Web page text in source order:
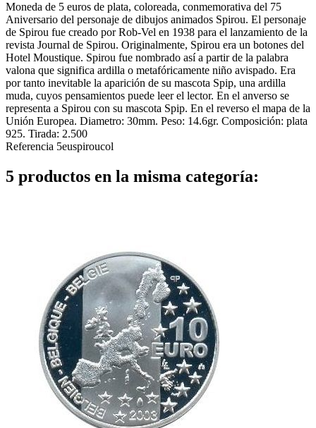
Moneda de 5 euros de plata, coloreada, conmemorativa del 75
Aniversario del personaje de dibujos animados Spirou. El personaje
de Spirou fue creado por Rob-Vel en 1938 para el lanzamiento de la
revista Journal de Spirou. Originalmente, Spirou era un botones del
Hotel Moustique. Spirou fue nombrado así a partir de la palabra
valona que significa ardilla o metafóricamente niño avispado. Era
por tanto inevitable la aparición de su mascota Spip, una ardilla
muda, cuyos pensamientos puede leer el lector. En el anverso se
representa a Spirou con su mascota Spip. En el reverso el mapa de la
Unión Europea. Diametro: 30mm. Peso: 14.6gr. Composición: plata
925. Tirada: 2.500
Referencia 5euspiroucol
5 productos en la misma categoría: